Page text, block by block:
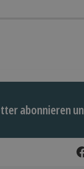
abonnieren